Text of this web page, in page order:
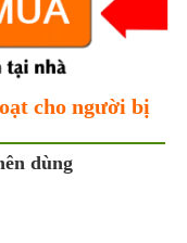
cho người bị
dùng